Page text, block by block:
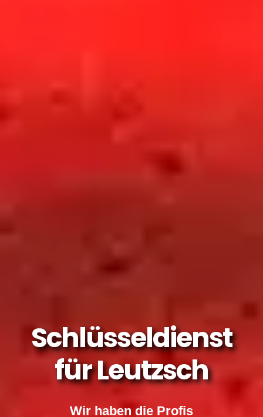
Schlüsseldienst
für Leutzsch
Wir haben die Profis